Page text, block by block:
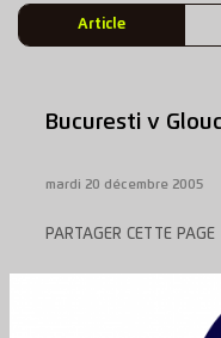
Article
Bucuresti v
mardi 20 décembre 2005
PARTAGER CETTE PAGE